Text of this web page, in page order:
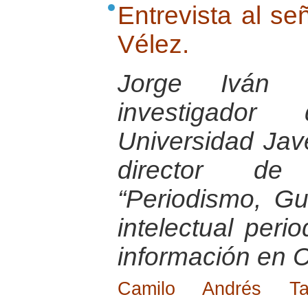
Entrevista al
Vélez.
Jorge Iván
Universidad
director de
“Periodismo,
intelectual
información en
Camilo Andrés